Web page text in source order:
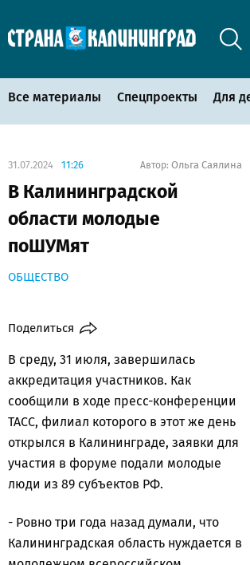
Все материалы Спецпроекты Для
31.07.2024 11:26 Автор: Ольга Саялина
В Калининградской
области молодые
поШУМят
ОБЩЕСТВО
Поделиться
В среду, 31 июля, завершилась
аккредитация участников. Как
сообщили в ходе пресс-конференции
ТАСС, филиал которого в этот же день
открылся в Калининграде, заявки для
участия в форуме подали молодые
люди из 89 субъектов РФ.
- Ровно три года назад думали, что
Калининградская область нуждается в